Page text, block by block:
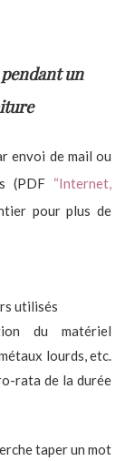
un
envoi de mail ou
(PDF “Internet,
pour plus de
utilisés
du matériel
lourds, etc.
rata de la durée
taper un mot